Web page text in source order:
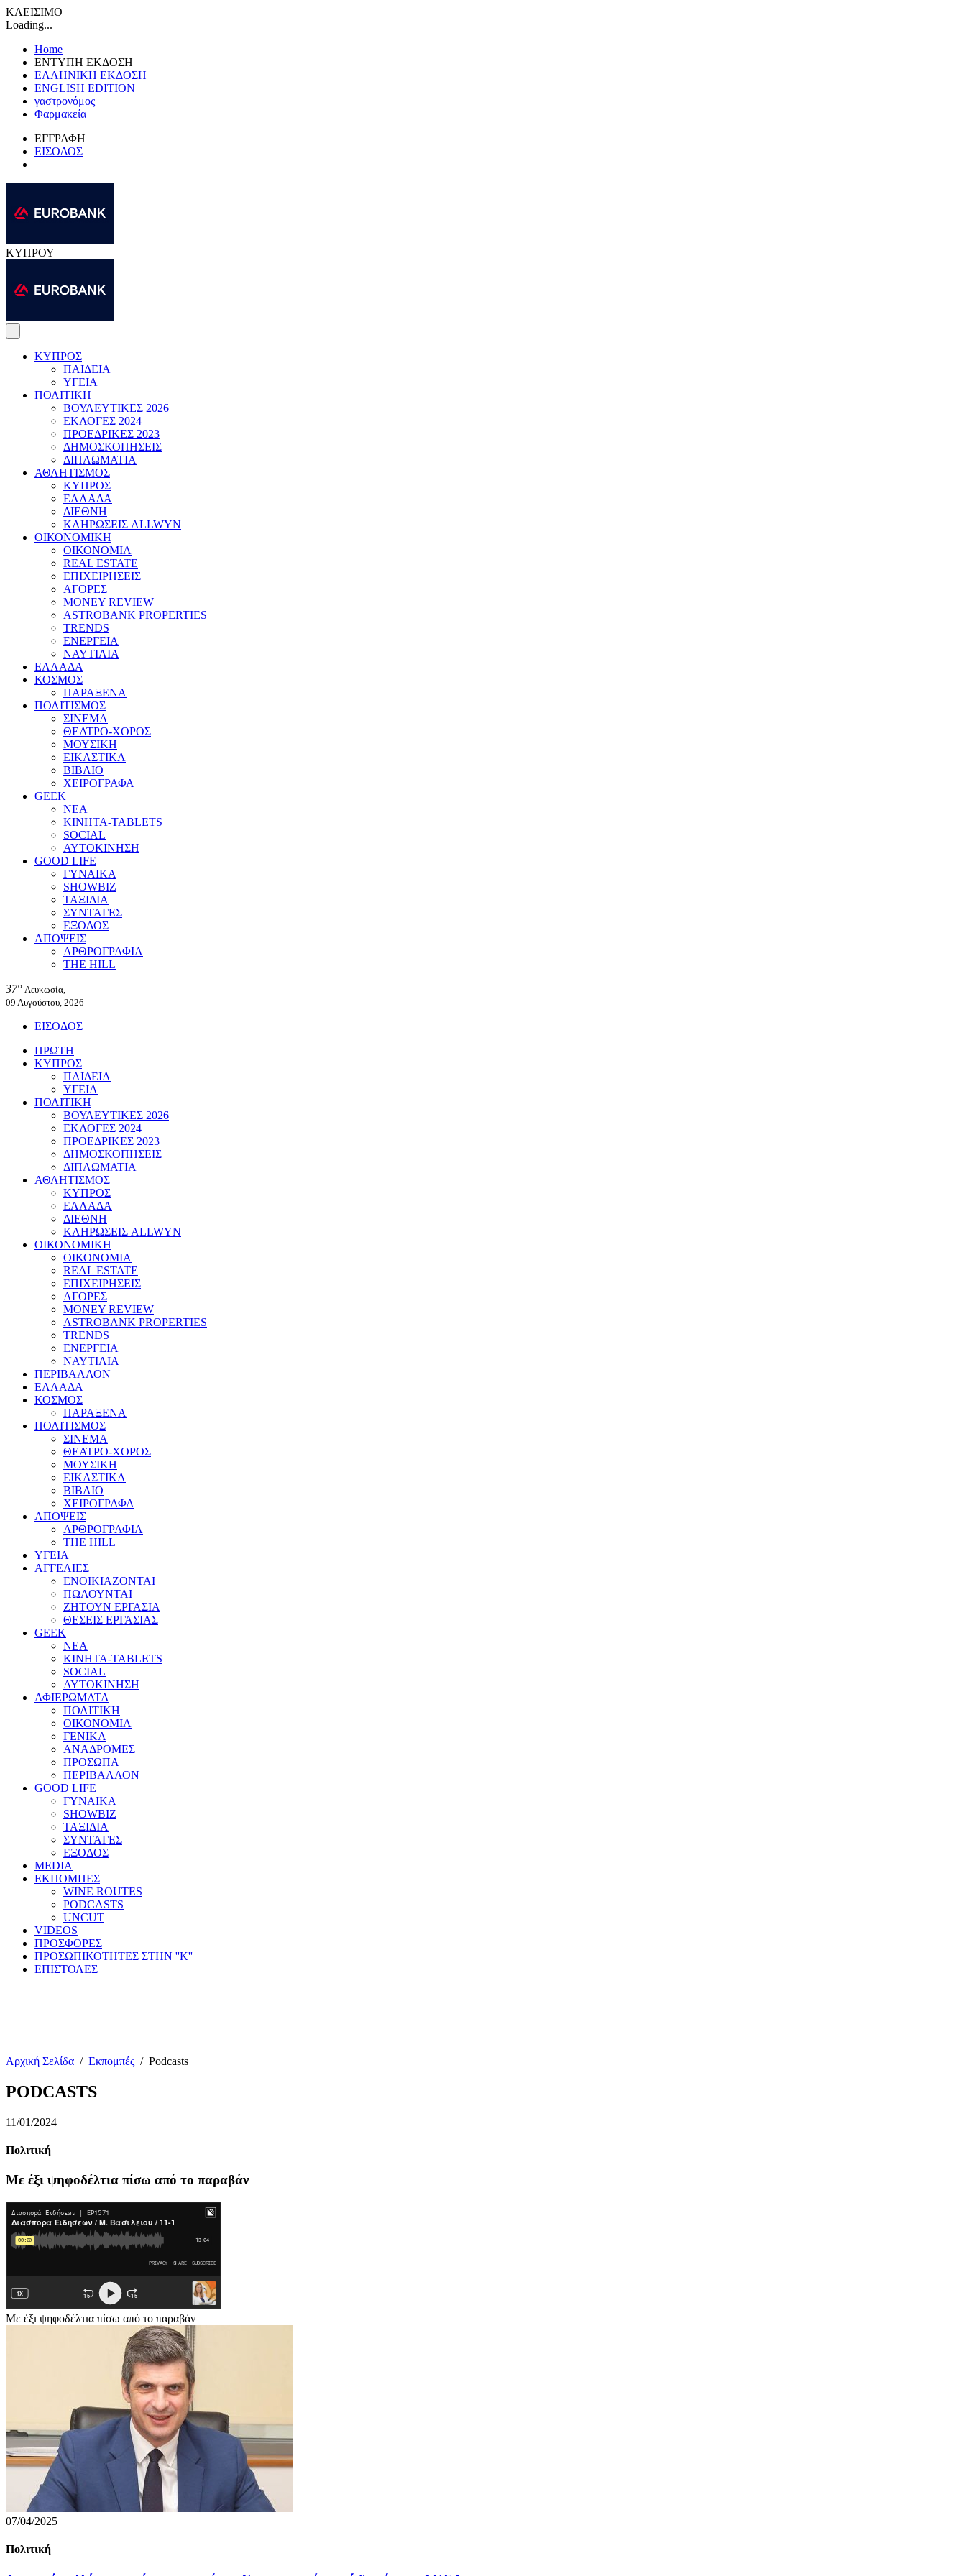
ΚΛΕΙΣΙΜΟ
Loading...
Home
ΕΝΤΥΠΗ ΕΚΔΟΣΗ
ΕΛΛΗΝΙΚΗ ΕΚΔΟΣΗ
ENGLISH EDITION
γαστρονόμος
Φαρμακεία
ΕΓΓΡΑΦΗ
ΕΙΣΟΔΟΣ
ΚΥΠΡΟΥ
ΚΥΠΡΟΣ
ΠΑΙΔΕΙΑ
ΥΓΕΙΑ
ΠΟΛΙΤΙΚΗ
ΒΟΥΛΕΥΤΙΚΕΣ 2026
ΕΚΛΟΓΕΣ 2024
ΠΡΟΕΔΡΙΚΕΣ 2023
ΔΗΜΟΣΚΟΠΗΣΕΙΣ
ΔΙΠΛΩΜΑΤΙΑ
ΑΘΛΗΤΙΣΜΟΣ
ΚΥΠΡΟΣ
ΕΛΛΑΔΑ
ΔΙΕΘΝΗ
ΚΛΗΡΩΣΕΙΣ ALLWYN
ΟΙΚΟΝΟΜΙΚΗ
ΟΙΚΟΝΟΜΙΑ
REAL ESTATE
ΕΠΙΧΕΙΡΗΣΕΙΣ
ΑΓΟΡΕΣ
MONEY REVIEW
ASTROBANK PROPERTIES
TRENDS
ΕΝΕΡΓΕΙΑ
ΝΑΥΤΙΛΙΑ
ΕΛΛΑΔΑ
ΚΟΣΜΟΣ
ΠΑΡΑΞΕΝΑ
ΠΟΛΙΤΙΣΜΟΣ
ΣΙΝΕΜΑ
ΘΕΑΤΡΟ-ΧΟΡΟΣ
ΜΟΥΣΙΚΗ
ΕΙΚΑΣΤΙΚΑ
ΒΙΒΛΙΟ
ΧΕΙΡΟΓΡΑΦΑ
GEEK
ΝΕΑ
ΚΙΝΗΤΑ-TABLETS
SOCIAL
ΑΥΤΟΚΙΝΗΣΗ
GOOD LIFE
ΓΥΝΑΙΚΑ
SHOWBIZ
ΤΑΞΙΔΙΑ
ΣΥΝΤΑΓΕΣ
ΕΞΟΔΟΣ
ΑΠΟΨΕΙΣ
ΑΡΘΡΟΓΡΑΦΙΑ
THE HILL
37° Λευκωσία,
09 Αυγούστου, 2026
ΕΙΣΟΔΟΣ
ΠΡΩΤΗ
ΚΥΠΡΟΣ
ΠΑΙΔΕΙΑ
ΥΓΕΙΑ
ΠΟΛΙΤΙΚΗ
ΒΟΥΛΕΥΤΙΚΕΣ 2026
ΕΚΛΟΓΕΣ 2024
ΠΡΟΕΔΡΙΚΕΣ 2023
ΔΗΜΟΣΚΟΠΗΣΕΙΣ
ΔΙΠΛΩΜΑΤΙΑ
ΑΘΛΗΤΙΣΜΟΣ
ΚΥΠΡΟΣ
ΕΛΛΑΔΑ
ΔΙΕΘΝΗ
ΚΛΗΡΩΣΕΙΣ ALLWYN
ΟΙΚΟΝΟΜΙΚΗ
ΟΙΚΟΝΟΜΙΑ
REAL ESTATE
ΕΠΙΧΕΙΡΗΣΕΙΣ
ΑΓΟΡΕΣ
MONEY REVIEW
ASTROBANK PROPERTIES
TRENDS
ΕΝΕΡΓΕΙΑ
ΝΑΥΤΙΛΙΑ
ΠΕΡΙΒΑΛΛΟΝ
ΕΛΛΑΔΑ
ΚΟΣΜΟΣ
ΠΑΡΑΞΕΝΑ
ΠΟΛΙΤΙΣΜΟΣ
ΣΙΝΕΜΑ
ΘΕΑΤΡΟ-ΧΟΡΟΣ
ΜΟΥΣΙΚΗ
ΕΙΚΑΣΤΙΚΑ
ΒΙΒΛΙΟ
ΧΕΙΡΟΓΡΑΦΑ
ΑΠΟΨΕΙΣ
ΑΡΘΡΟΓΡΑΦΙΑ
THE HILL
ΥΓΕΙΑ
ΑΓΓΕΛΙΕΣ
ΕΝΟΙΚΙΑΖΟΝΤΑΙ
ΠΩΛΟΥΝΤΑΙ
ΖΗΤΟΥΝ ΕΡΓΑΣΙΑ
ΘΕΣΕΙΣ ΕΡΓΑΣΙΑΣ
GEEK
ΝΕΑ
ΚΙΝΗΤΑ-TABLETS
SOCIAL
ΑΥΤΟΚΙΝΗΣΗ
ΑΦΙΕΡΩΜΑΤΑ
ΠΟΛΙΤΙΚΗ
ΟΙΚΟΝΟΜΙΑ
ΓΕΝΙΚΑ
ΑΝΑΔΡΟΜΕΣ
ΠΡΟΣΩΠΑ
ΠΕΡΙΒΑΛΛΟΝ
GOOD LIFE
ΓΥΝΑΙΚΑ
SHOWBIZ
ΤΑΞΙΔΙΑ
ΣΥΝΤΑΓΕΣ
ΕΞΟΔΟΣ
MEDIA
ΕΚΠΟΜΠΕΣ
WINE ROUTES
PODCASTS
UNCUT
VIDEOS
ΠΡΟΣΦΟΡΕΣ
ΠΡΟΣΩΠΙΚΟΤΗΤΕΣ ΣΤΗΝ ''Κ''
ΕΠΙΣΤΟΛΕΣ
Αρχική Σελίδα / Εκπομπές / Podcasts
PODCASTS
11/01/2024
Πολιτική
Με έξι ψηφοδέλτια πίσω από το παραβάν
Με έξι ψηφοδέλτια πίσω από το παραβάν
07/04/2025
Πολιτική